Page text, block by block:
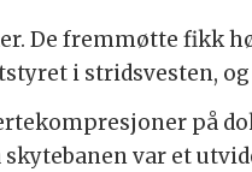
De fremmøtte fikk
i stridsvesten, og
på
var et